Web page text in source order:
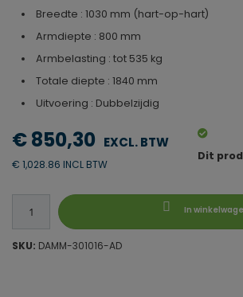
Breedte : 1030 mm (hart-op-hart)
Armdiepte : 800 mm
Armbelasting : tot 535 kg
Totale diepte : 1840 mm
Uitvoering : Dubbelzijdig
€ 850,30
€ 1,028.86 INCL BTW
Dit
In
SKU: DAMM-301016-AD